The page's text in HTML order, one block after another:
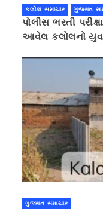
કલોલ સમાચાર ગુજરાત
પોલીસ ભરતી
આવેલ કલોલનો
ગુજરાત સમાચાર